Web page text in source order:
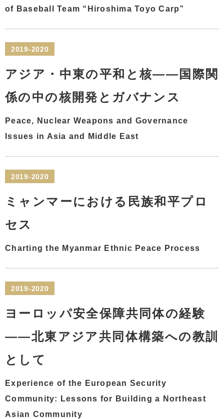
of Baseball Team “Hiroshima Toyo Carp”
2019-2020
アジア・中東の平和と核――国際関
係の中の核開発とガバナンス
Peace, Nuclear Weapons and Governance
Issues in Asia and Middle East
2019-2020
ミャンマーにおける民族和平プロ
セス
Charting the Myanmar Ethnic Peace Process
2019-2020
ヨーロッパ安全保障共同体の経験
――北東アジア共同体構築への教訓
として
Experience of the European Security
Community: Lessons for Building a Northeast
Asian Community